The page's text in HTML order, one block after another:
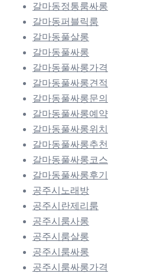
갈마동정통룸싸롱
갈마동퍼블릭룸
갈마동풀살롱
갈마동풀싸롱
갈마동풀싸롱가격
갈마동풀싸롱견적
갈마동풀싸롱문의
갈마동풀싸롱예약
갈마동풀싸롱위치
갈마동풀싸롱추천
갈마동풀싸롱코스
갈마동풀싸롱후기
공주시노래방
공주시란제리룸
공주시룸사롱
공주시룸살롱
공주시룸싸롱
공주시룸싸롱가격